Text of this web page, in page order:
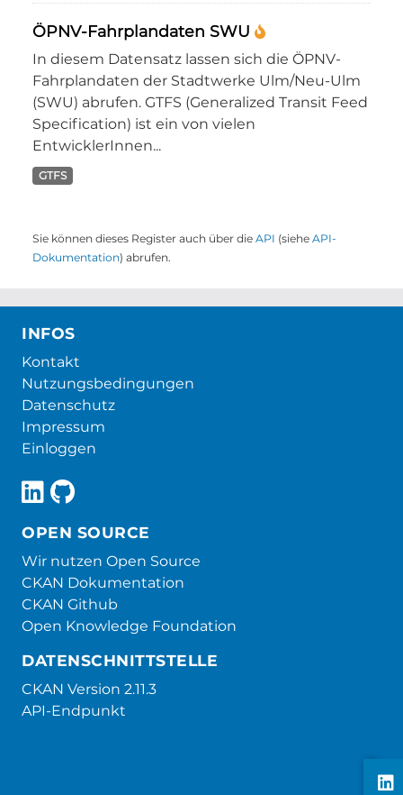
ÖPNV-Fahrplandaten SWU
In diesem Datensatz lassen sich die ÖPNV-
Fahrplandaten der Stadtwerke Ulm/Neu-Ulm
(SWU) abrufen. GTFS (Generalized Transit Feed
Specification) ist ein von vielen
EntwicklerInnen...
GTFS
Sie können dieses Register auch über die API (siehe API-
Dokumentation) abrufen.
INFOS
Kontakt
Nutzungsbedingungen
Datenschutz
Impressum
Einloggen
OPEN SOURCE
Wir nutzen Open Source
CKAN Dokumentation
CKAN Github
Open Knowledge Foundation
DATENSCHNITTSTELLE
CKAN Version 2.11.3
API-Endpunkt